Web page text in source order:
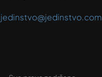
jedinstvo@jedinstvo.com